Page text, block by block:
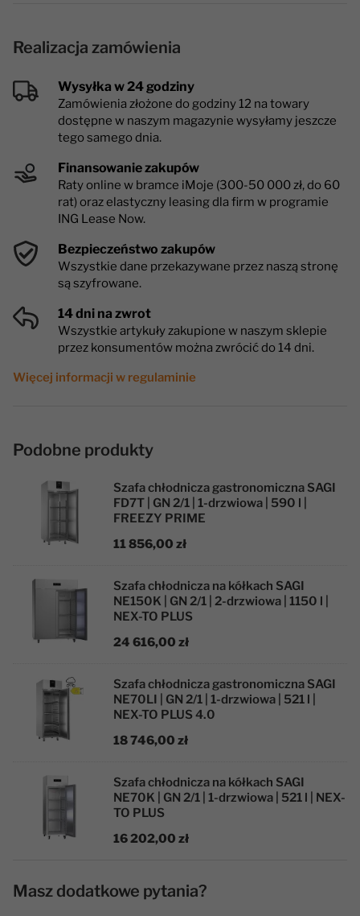
Realizacja zamówienia
Wysyłka w 24 godziny
Zamówienia złożone do godziny 12 na towary
dostępne w naszym magazynie wysyłamy jeszcze
tego samego dnia.
Finansowanie zakupów
Raty online w bramce iMoje (300-50 000 zł, do 60
rat) oraz elastyczny leasing dla firm w programie
ING Lease Now.
Bezpieczeństwo zakupów
Wszystkie dane przekazywane przez naszą stronę
są szyfrowane.
14 dni na zwrot
Wszystkie artykuły zakupione w naszym sklepie
przez konsumentów można zwrócić do 14 dni.
Więcej informacji w regulaminie
Podobne produkty
Szafa chłodnicza gastronomiczna SAGI
FD7T | GN 2/1 | 1-drzwiowa | 590 l |
FREEZY PRIME
11 856,00 zł
Szafa chłodnicza na kółkach SAGI
NE150K | GN 2/1 | 2-drzwiowa | 1150 l |
NEX-TO PLUS
24 616,00 zł
Szafa chłodnicza gastronomiczna SAGI
NE70LI | GN 2/1 | 1-drzwiowa | 521 l |
NEX-TO PLUS 4.0
18 746,00 zł
Szafa chłodnicza na kółkach SAGI
NE70K | GN 2/1 | 1-drzwiowa | 521 l | NEX-
TO PLUS
16 202,00 zł
Masz dodatkowe pytania?